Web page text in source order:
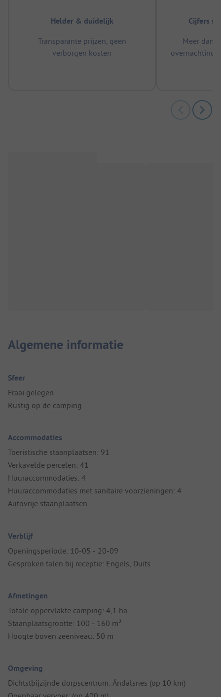
Helder & duidelijk
Transparante prijzen, geen
verborgen kosten
Cijfers
Meer dan
Algemene informatie
Sfeer
Fraai gelegen
Rustig op de camping
Accommodaties
Toeristische staanplaatsen: 91
Verkavelde percelen: 41
Huuraccommodaties: 4
Huuraccommodaties met sanitaire voorzieningen: 4
Autovrije staanplaatsen
Verblijf
Openingsperiode: 10-05 - 20-09
Gesproken talen bij receptie: Engels, Duits
Afmetingen
Totale oppervlakte camping: 4,1 ha
Staanplaatsgrootte: 100 - 160 m²
Hoogte boven zeeniveau: 50 m
Omgeving
Dichtstbijzijnde dorpscentrum: Åndalsnes (op 10 km)